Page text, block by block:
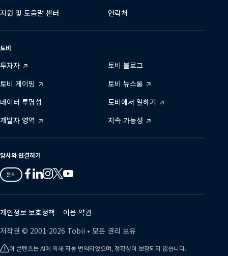
지원 및 도움말 센터
연락처
토비
투자자
토비 블로그
토비 게이밍
토비 뉴스룸
데이터 투명성
토비에서 일하기
개발자 영역
지속 가능성
당사와 연결하기
문의
Tobii
on
Facebook
Tobii
on
Linkedin
Tobii
on
Instagram
Tobii
on
Twitter
Tobii
on
Youtube
개인정보 보호정책
이용 약관
저작권 © 2001-2026 Tobii • 모든 권리 보유
이 콘텐츠는 AI에 의해 자동 번역되었으며, 정확성이 보장되지 않습니다.